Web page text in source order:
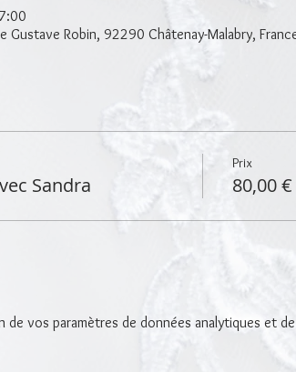
Gustave Robin, 92290 Châtenay-Malabry,
Sandra
Prix
80,00 €
de vos paramètres de données analytiques et